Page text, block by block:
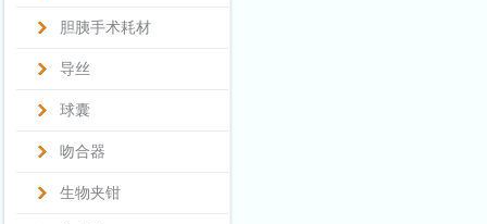
胆胰手术耗材
导丝
球囊
吻合器
生物夹钳